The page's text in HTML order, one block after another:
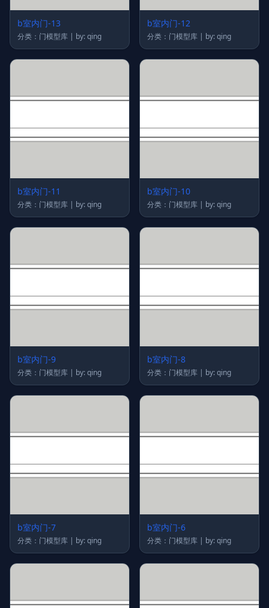
b室内门-13
分类：门模型库 | by: qing
b室内门-12
分类：门模型库 | by: qing
b室内门-11
分类：门模型库 | by: qing
b室内门-10
分类：门模型库 | by: qing
b室内门-9
分类：门模型库 | by: qing
b室内门-8
分类：门模型库 | by: qing
b室内门-7
分类：门模型库 | by: qing
b室内门-6
分类：门模型库 | by: qing